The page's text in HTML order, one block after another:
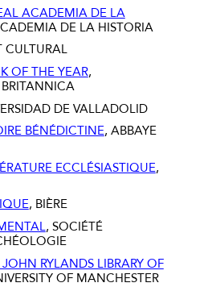
ACADEMIA DE LA
DE LA HISTORIA
CULTURAL
OF THE YEAR,
DE VALLADOLID
BÉNÉDICTINE, ABBAYE
ECCLÉSIASTIQUE,
, BIÈRE
, SOCIÉTÉ
RYLANDS LIBRARY OF
OF MANCHESTER